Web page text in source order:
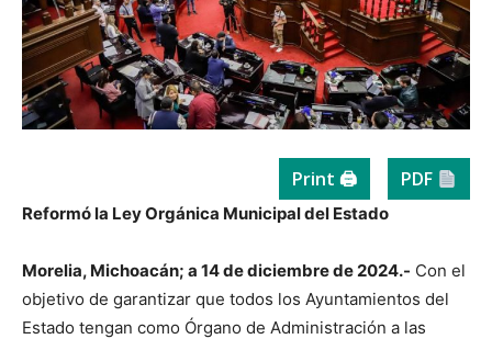
Print 🖨 PDF
Reformó la Ley Orgánica Municipal del Estado
Morelia, Michoacán; a 14 de diciembre de 2024.- Con el
objetivo de garantizar que todos los Ayuntamientos del
Estado tengan como Órgano de Administración a las